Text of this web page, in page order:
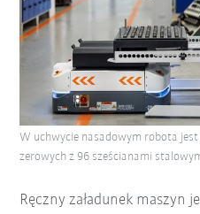
Ręczny załadunek maszyn
W uchwycie nasadowym robota
zerowych z 96 sześcianami